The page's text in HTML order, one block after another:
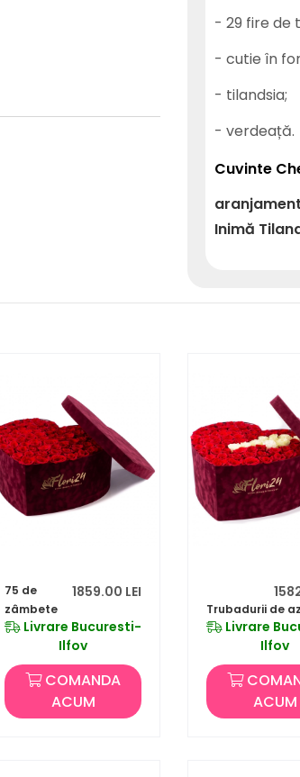
- 29 fire de
- cutie în
- tilandsia;
- verdeață.
Cuvinte
Inimă
1859.00 LEI
75 de
zâmbete
Livrare Bucuresti-
Ilfov
COMANDA
ACUM
Trubadurii de
Livrare
Ilfov
ACUM